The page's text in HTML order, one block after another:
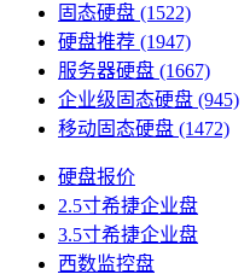
固态硬盘 (1522)
硬盘推荐 (1947)
服务器硬盘 (1667)
企业级固态硬盘 (945)
移动固态硬盘 (1472)
硬盘报价
2.5寸希捷企业盘
3.5寸希捷企业盘
西数监控盘